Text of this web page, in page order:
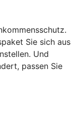
Sie sich aus
Und
passen Sie